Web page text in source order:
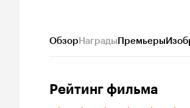
ОбзорНаградыПремьеры
Рейтинг фильма